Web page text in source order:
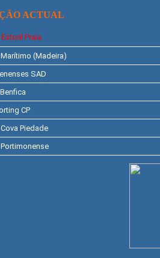
ACTUAL
Estoril Praia
Marítimo (Madeira)
SAD
Benfica
CP
Piedade
Portimonense